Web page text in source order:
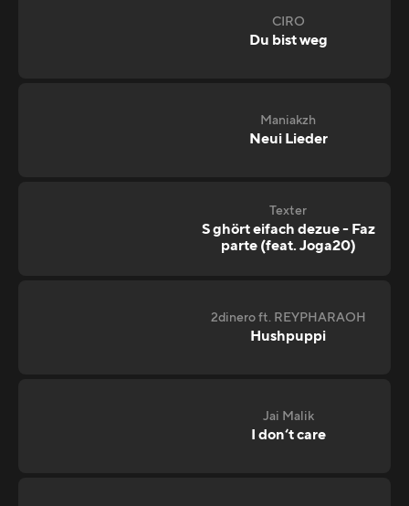
CIRO
Du bist weg
Maniakzh
Neui Lieder
Texter
S ghört eifach dezue - Faz
parte (feat. Joga20)
2dinero ft. REYPHARAOH
Hushpuppi
Jai Malik
I don‘t care